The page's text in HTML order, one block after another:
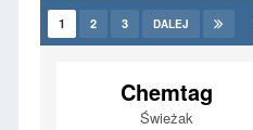
1 2 3 DALEJ
Chemtag
Świeżak